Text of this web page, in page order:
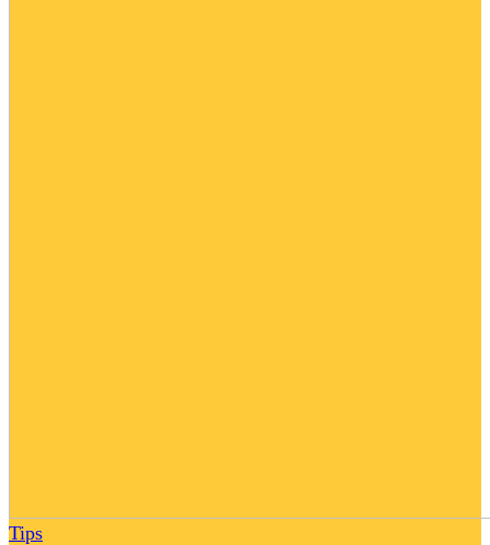
Tips